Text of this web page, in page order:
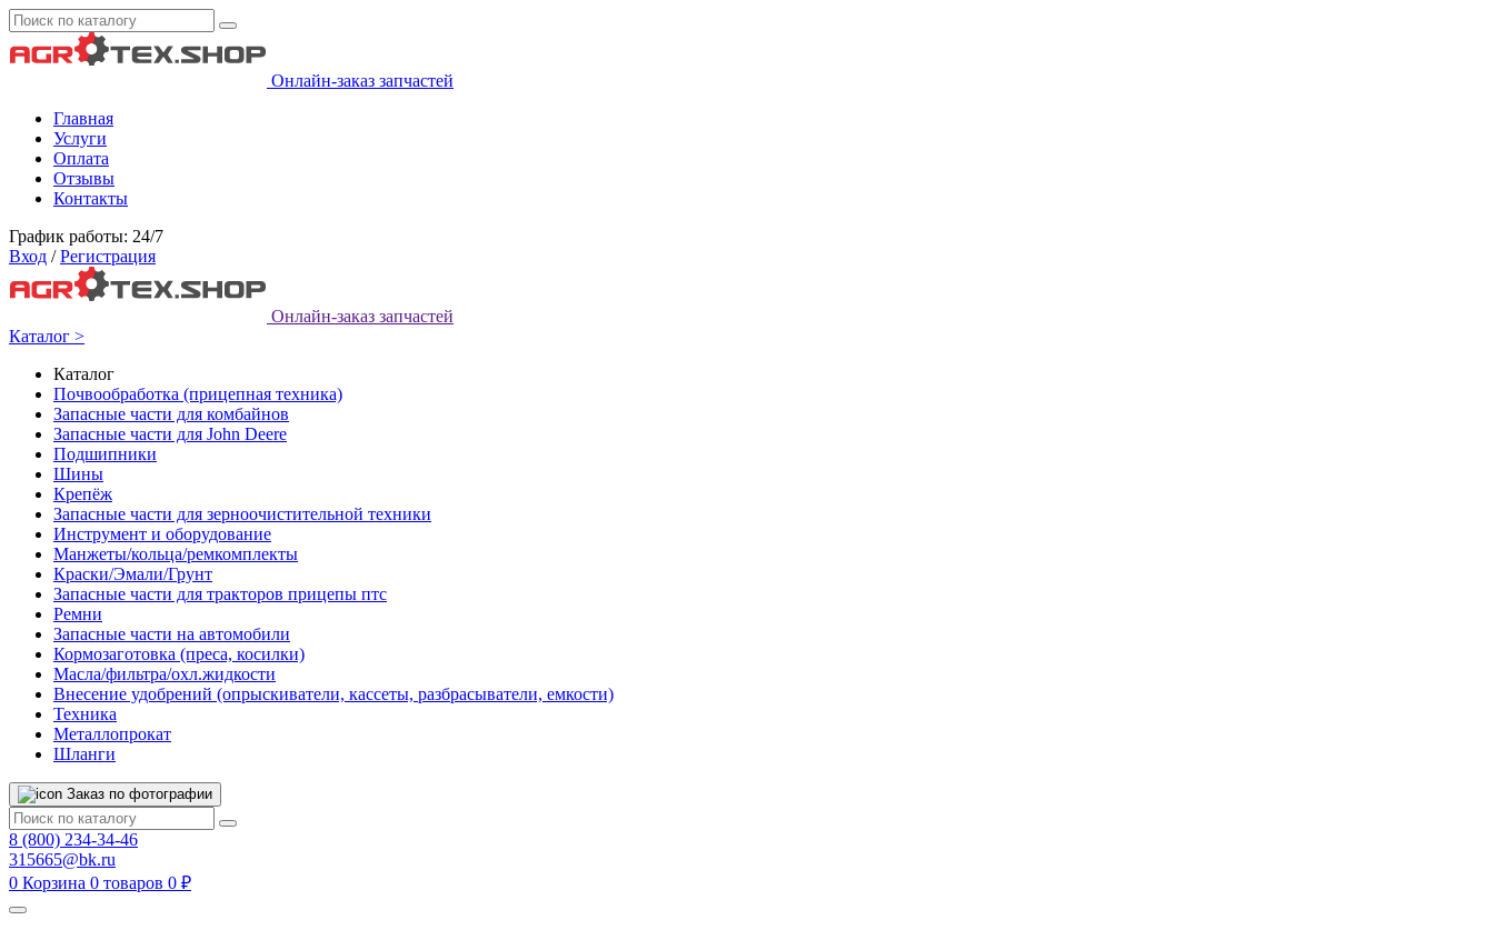
Онлайн-заказ запчастей
Главная
Услуги
Оплата
Отзывы
Контакты
График работы: 24/7
Вход / Регистрация
Онлайн-заказ запчастей
Каталог >
Каталог
Почвообработка (прицепная техника)
Запасные части для комбайнов
Запасные части для John Deere
Подшипники
Шины
Крепёж
Запасные части для зерноочистительной техники
Инструмент и оборудование
Манжеты/кольца/ремкомплекты
Краски/Эмали/Грунт
Запасные части для тракторов прицепы птс
Ремни
Запасные части на автомобили
Кормозаготовка (преса, косилки)
Масла/фильтра/охл.жидкости
Внесение удобрений (опрыскиватели, кассеты, разбрасыватели, емкости)
Техника
Металлопрокат
Шланги
Заказ по фотографии
8 (800) 234-34-46
315665@bk.ru
0 Корзина 0 товаров 0 ₽